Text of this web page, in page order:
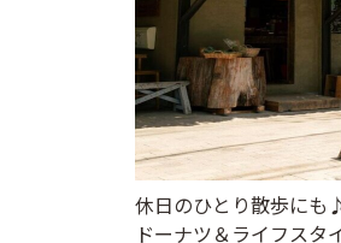
休日のひとり散歩にも
ドーナツ＆ライフスタ